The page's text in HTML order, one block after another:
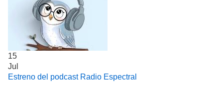
15
Jul
Estreno del podcast Radio Espectral